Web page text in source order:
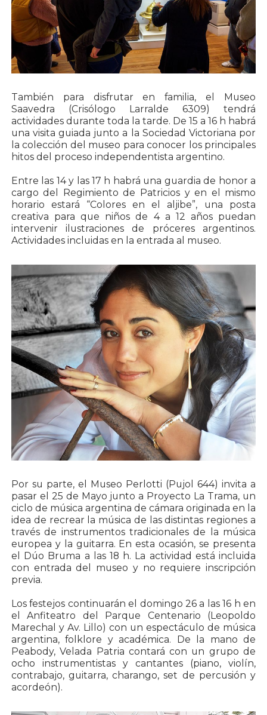
También para disfrutar en familia, el Museo
Saavedra (Crisólogo Larralde 6309) tendrá
actividades durante toda la tarde. De 15 a 16 h habrá
una visita guiada junto a la Sociedad Victoriana por
la colección del museo para conocer los principales
hitos del proceso independentista argentino.
Entre las 14 y las 17 h habrá una guardia de honor a
cargo del Regimiento de Patricios y en el mismo
horario estará “Colores en el aljibe”, una posta
creativa para que niños de 4 a 12 años puedan
intervenir ilustraciones de próceres argentinos.
Actividades incluidas en la entrada al museo.
Por su parte, el Museo Perlotti (Pujol 644) invita a
pasar el 25 de Mayo junto a Proyecto La Trama, un
ciclo de música argentina de cámara originada en la
idea de recrear la música de las distintas regiones a
través de instrumentos tradicionales de la música
europea y la guitarra. En esta ocasión, se presenta
el Dúo Bruma a las 18 h. La actividad está incluida
con entrada del museo y no requiere inscripción
previa.
Los festejos continuarán el domingo 26 a las 16 h en
el Anfiteatro del Parque Centenario (Leopoldo
Marechal y Av. Lillo) con un espectáculo de música
argentina, folklore y académica. De la mano de
Peabody, Velada Patria contará con un grupo de
ocho instrumentistas y cantantes (piano, violín,
contrabajo, guitarra, charango, set de percusión y
acordeón).